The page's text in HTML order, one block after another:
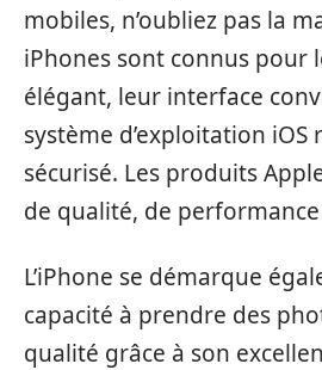
mobiles, n’oubliez pas la
iPhones sont connus pour
élégant, leur interface
système d’exploitation iOS
sécurisé. Les produits
de qualité, de
L’iPhone se démarque
capacité à prendre des
qualité grâce à son